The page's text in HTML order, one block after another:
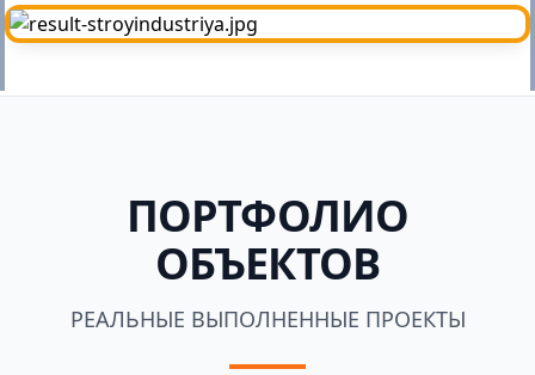
ПОРТФОЛИО
ОБЪЕКТОВ
РЕАЛЬНЫЕ ВЫПОЛНЕННЫЕ ПРОЕКТЫ